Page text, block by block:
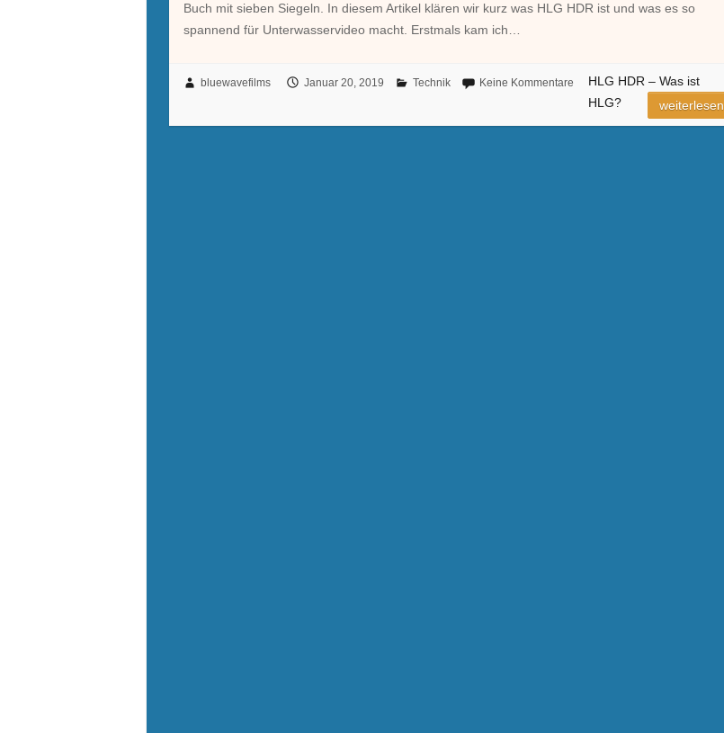
Buch mit sieben Siegeln. In diesem Artikel klären wir kurz was HLG HDR ist und was es so
spannend für Unterwasservideo macht. Erstmals kam ich…
bluewavefilms Januar 20, 2019 Technik Keine Kommentare
HLG HDR – Was ist
HLG?
weiterlesen